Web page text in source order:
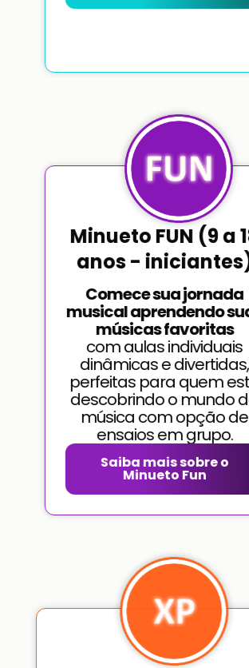
Minueto FUN (9 a
anos - iniciantes)
Comece sua jornada
musical aprendendo
músicas favoritas
com aulas individuais
dinâmicas e divertidas,
perfeitas para quem
descobrindo o mundo da
música com opção de
ensaios em grupo.
Saiba mais sobre o
Minueto Fun